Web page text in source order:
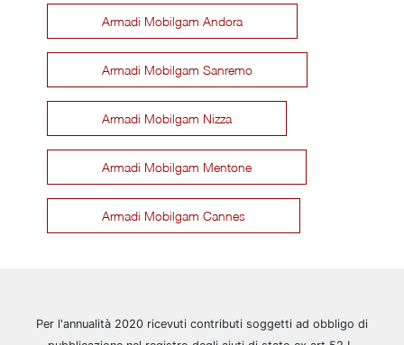
Armadi Mobilgam Andora
Armadi Mobilgam Sanremo
Armadi Mobilgam Nizza
Armadi Mobilgam Mentone
Armadi Mobilgam Cannes
Per l'annualità 2020 ricevuti contributi soggetti ad obbligo di